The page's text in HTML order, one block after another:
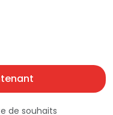
de souhaits